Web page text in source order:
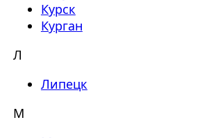
Курск
Курган
Л
Липецк
М